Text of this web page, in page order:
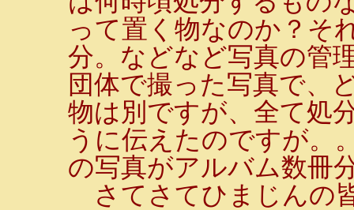
って置く物なのか？そ
分。などなど写真の管
団体で撮った写真で、
物は別ですが、全て処
うに伝えたのですが。
の写真がアルバム数冊
さてさてひまじんの